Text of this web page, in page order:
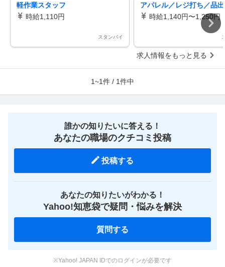
軽作業スタッフ
時給1,110円
スタンバイ
アパレル／レジ打ち／品
時給1,140円〜1,250円
求人情報をもっと見る
1~1件 / 1件中
誰かの知りたいに答える！
あなたの職場のクチコミ投稿
投稿する
あなたの知りたいがわかる！
Yahoo!知恵袋で疑問・悩みを解決
質問する
※Yahoo! JAPAN IDでのログインが必要です